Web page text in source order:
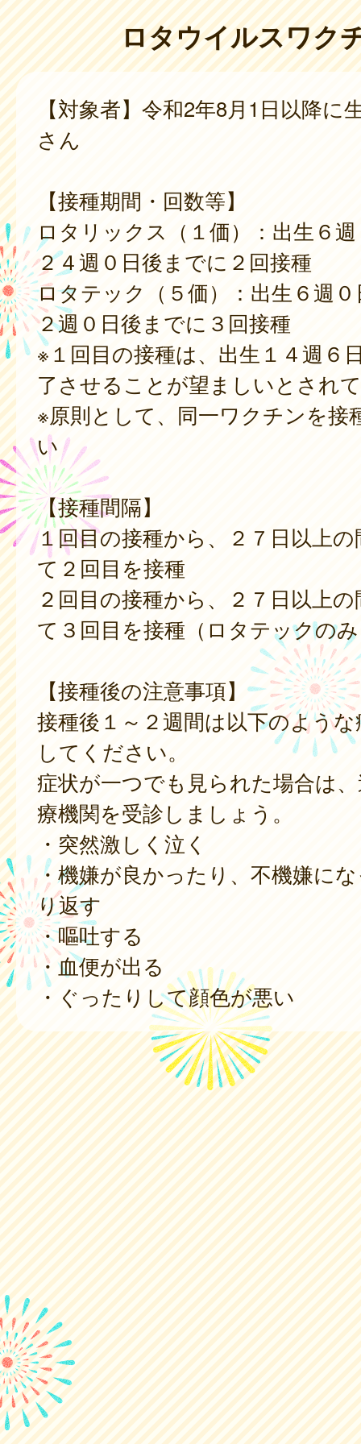
ロタウイルスワク
【対象者】令和2年8月1日以降に
さん
【接種期間・回数等】
ロタリックス（１価）：出生６
２４週０日後までに２回接種
ロタテック（５価）：出生６週
２週０日後までに３回接種
※１回目の接種は、出生１４週６
了させることが望ましいとされ
※原則として、同一ワクチンを接
い
【接種間隔】
１回目の接種から、２７日以上
て２回目を接種
２回目の接種から、２７日以上
て３回目を接種（ロタテックの
【接種後の注意事項】
接種後１～２週間は以下のよう
してください。
症状が一つでも見られた場合は
療機関を受診しましょう。
・突然激しく泣く
・機嫌が良かったり、不機嫌に
り返す
・嘔吐する
・血便が出る
・ぐったりして顔色が悪い